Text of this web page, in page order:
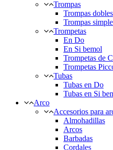
Trompas
Trompas dobles
Trompas
Trompetas
En Do
En Si bemol
Trompetas de
Trompetas
Tubas
Tubas en Do
Tubas en Si
Arco
Accesorios para
Almohadillas
Arcos
Barbadas
Cordales